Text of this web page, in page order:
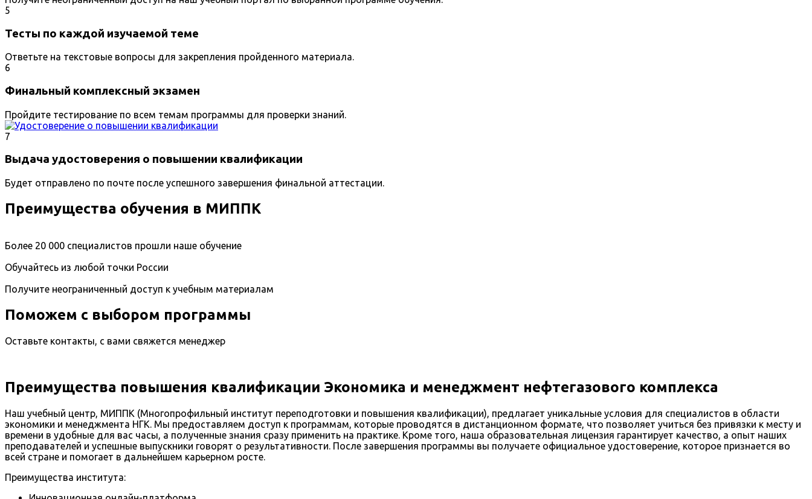
5
Тесты по каждой изучаемой теме
Ответьте на текстовые вопросы для закрепления пройденного материала.
6
Финальный комплексный экзамен
Пройдите тестирование по всем темам программы для проверки знаний.
7
Выдача удостоверения о повышении квалификации
Будет отправлено по почте после успешного завершения финальной аттестации.
Преимущества обучения в МИППК
Более 20 000 специалистов прошли наше обучение
Обучайтесь из любой точки России
Получите неограниченный доступ к учебным материалам
Поможем с выбором программы
Оставьте контакты, с вами свяжется менеджер
Преимущества повышения квалификации Экономика и менеджмент нефтегазового комплекса
Наш учебный центр, МИППК (Многопрофильный институт переподготовки и повышения квалификации), предлагает уникальные условия для специалистов в области
экономики и менеджмента НГК. Мы предоставляем доступ к программам, которые проводятся в дистанционном формате, что позволяет учиться без привязки к месту и
времени в удобные для вас часы, а полученные знания сразу применить на практике. Кроме того, наша образовательная лицензия гарантирует качество, а опыт наших
преподавателей и успешные выпускники говорят о результативности. После завершения программы вы получаете официальное удостоверение, которое признается во
всей стране и помогает в дальнейшем карьерном росте.
Преимущества института: